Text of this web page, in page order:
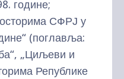
године;
СФРЈ у
(поглавља:
„Циљеви и
Републике